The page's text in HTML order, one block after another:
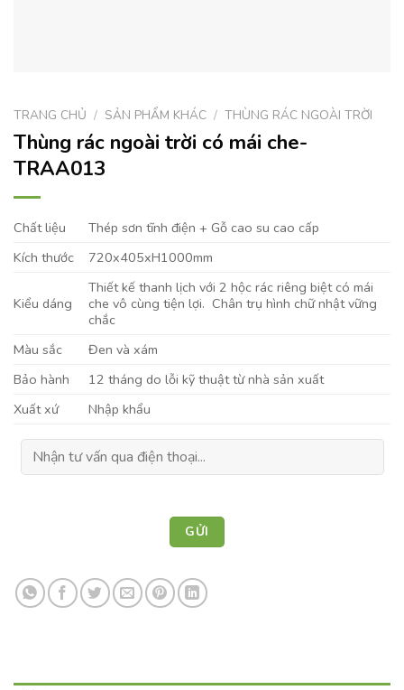
TRANG CHỦ / SẢN PHẨM KHÁC / THÙNG RÁC NGOÀI TRỜI
Thùng rác ngoài trời có mái che-
TRAA013
Chất liệu
Thép sơn tĩnh điện + Gỗ cao su cao cấp
Kích thước
720x405xH1000mm
Kiểu dáng
Thiết kế thanh lịch với 2 hộc rác riêng biệt có mái
che vô cùng tiện lợi. Chân trụ hình chữ nhật vững
chắc
Màu sắc
Đen và xám
Bảo hành
12 tháng do lỗi kỹ thuật từ nhà sản xuất
Xuất xứ
Nhập khẩu